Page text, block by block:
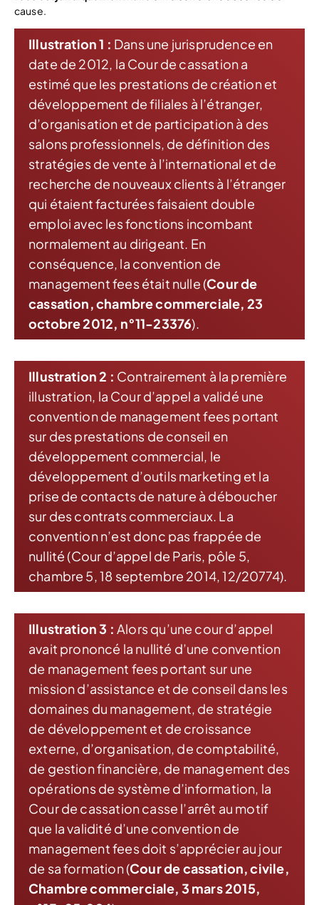
cause.
Illustration 1 : Dans une jurisprudence en
date de 2012, la Cour de cassation a
estimé que les prestations de création et
développement de filiales à l’étranger,
d’organisation et de participation à des
salons professionnels, de définition des
stratégies de vente à l’international et de
recherche de nouveaux clients à l’étranger
qui étaient facturées faisaient double
emploi avec les fonctions incombant
normalement au dirigeant. En
conséquence, la convention de
management fees était nulle (Cour de
cassation, chambre commerciale, 23
octobre 2012, n°11-23376).
Illustration 2 : Contrairement à la première
illustration, la Cour d’appel a validé une
convention de management fees portant
sur des prestations de conseil en
développement commercial, le
développement d’outils marketing et la
prise de contacts de nature à déboucher
sur des contrats commerciaux. La
convention n’est donc pas frappée de
nullité (Cour d’appel de Paris, pôle 5,
chambre 5, 18 septembre 2014, 12/20774).
Illustration 3 : Alors qu’une cour d’appel
avait prononcé la nullité d’une convention
de management fees portant sur une
mission d’assistance et de conseil dans les
domaines du management, de stratégie
de développement et de croissance
externe, d’organisation, de comptabilité,
de gestion financière, de management des
opérations de système d’information, la
Cour de cassation casse l’arrêt au motif
que la validité d’une convention de
management fees doit s’apprécier au jour
de sa formation (Cour de cassation, civile,
Chambre commerciale, 3 mars 2015,